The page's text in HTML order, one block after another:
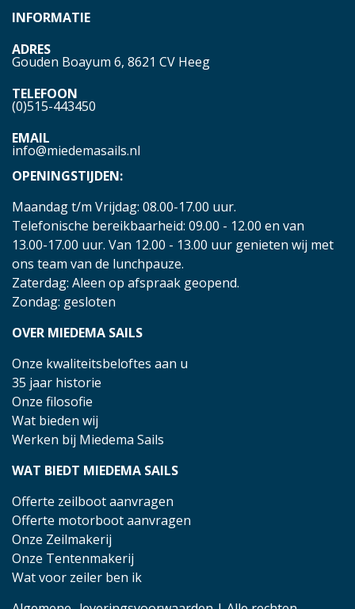
INFORMATIE
ADRES
Gouden Boayum 6, 8621 CV Heeg
TELEFOON
(0)515-443450
EMAIL
info@miedemasails.nl
OPENINGSTIJDEN:
Maandag t/m Vrijdag: 08.00-17.00 uur.
Telefonische bereikbaarheid: 09.00 - 12.00 en van
13.00-17.00 uur. Van 12.00 - 13.00 uur genieten wij met
ons team van de lunchpauze.
Zaterdag: Aleen op afspraak geopend.
Zondag: gesloten
OVER MIEDEMA SAILS
Onze kwaliteitsbeloftes aan u
35 jaar historie
Onze filosofie
Wat bieden wij
Werken bij Miedema Sails
WAT BIEDT MIEDEMA SAILS
Offerte zeilboot aanvragen
Offerte motorboot aanvragen
Onze Zeilmakerij
Onze Tentenmakerij
Wat voor zeiler ben ik